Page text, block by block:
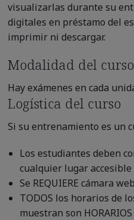
visualizarlas durante su
digitales en préstamo del
imprimir ni descargar.
Modalidad del curso
Hay exámenes en cada
Logística del curso
Si su entrenamiento es un
Los estudiantes deben
cualquier lugar
Se REQUIERE cámara
TODOS los horarios de
muestran son